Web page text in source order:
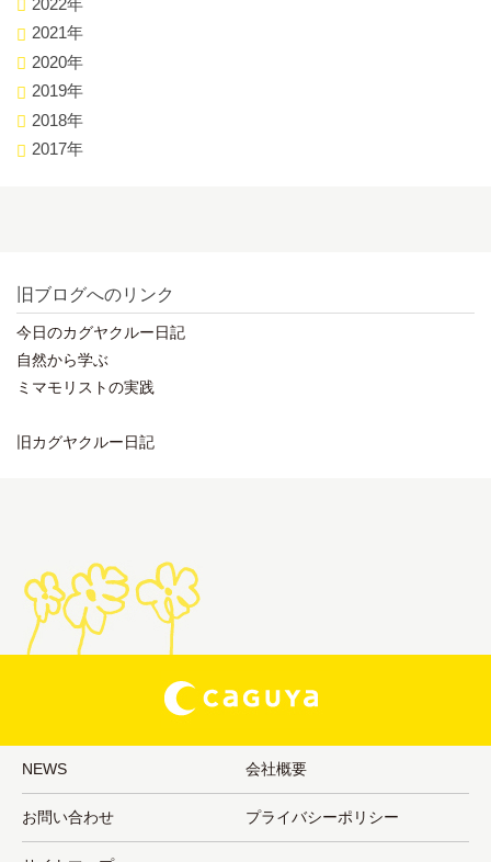
2021年
2020年
2019年
2018年
2017年
旧ブログへのリンク
今日のカグヤクルー日記
自然から学ぶ
ミマモリストの実践
旧カグヤクルー日記
NEWS 会社概要
お問い合わせ プライバシーポリシー